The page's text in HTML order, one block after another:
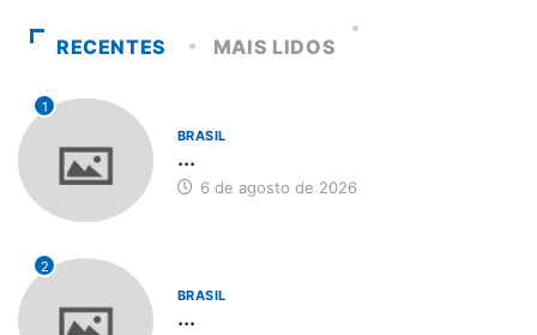
RECENTES MAIS LIDOS
1
BRASIL
...
6 de agosto de 2026
2
BRASIL
...